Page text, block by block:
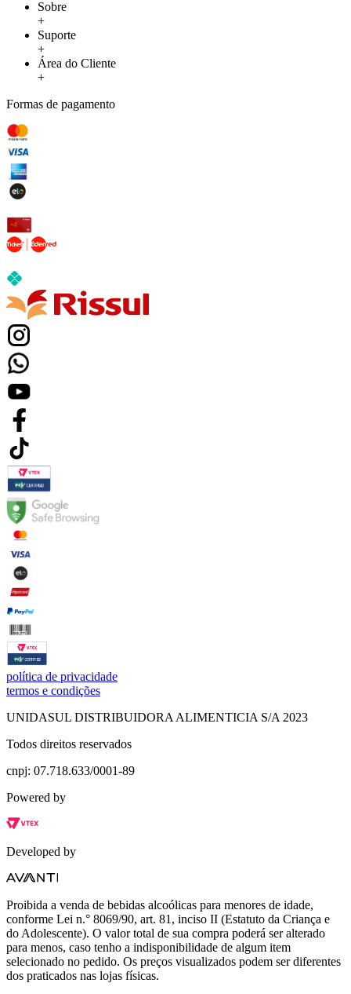
Sobre
+
Suporte
+
Área do Cliente
+
Formas de pagamento
política de privacidade
termos e condições
UNIDASUL DISTRIBUIDORA ALIMENTICIA S/A 2023
Todos direitos reservados
cnpj: 07.718.633/0001-89
Powered by
Developed by
Proibida a venda de bebidas alcoólicas para menores de idade,
conforme Lei n.° 8069/90, art. 81, inciso II (Estatuto da Criança e
do Adolescente). O valor total de sua compra poderá ser alterado
para menos, caso tenho a indisponibilidade de algum item
selecionado no pedido. Os preços visualizados podem ser diferentes
dos praticados nas lojas físicas.